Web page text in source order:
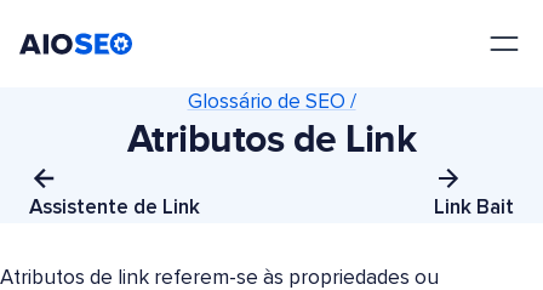
Assistente de Link
Glossário de SEO /
Atributos de Link
Link Bait
Atributos de link referem-se às propriedades ou